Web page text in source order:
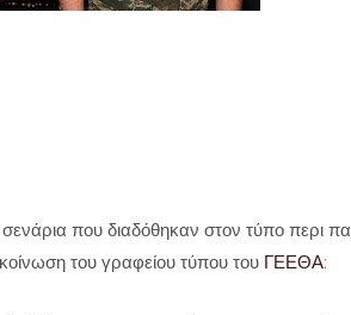
που διαδόθηκαν στον τύπο περι
του γραφείου τύπου του ΓΕΕΘΑ: